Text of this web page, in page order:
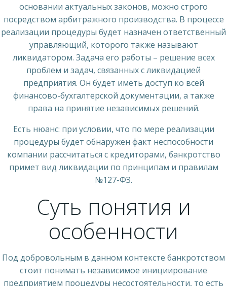
основании актуальных законов, можно строго
посредством арбитражного производства. В процессе
реализации процедуры будет назначен ответственный
управляющий, которого также называют
ликвидатором. Задача его работы – решение всех
проблем и задач, связанных с ликвидацией
предприятия. Он будет иметь доступ ко всей
финансово-бухгалтерской документации, а также
права на принятие независимых решений.
Есть нюанс: при условии, что по мере реализации
процедуры будет обнаружен факт неспособности
компании рассчитаться с кредиторами, банкротство
примет вид ликвидации по принципам и правилам
№127-ФЗ.
Суть понятия и
особенности
Под добровольным в данном контексте банкротством
стоит понимать независимое инициирование
предприятием процедуры несостоятельности, то есть